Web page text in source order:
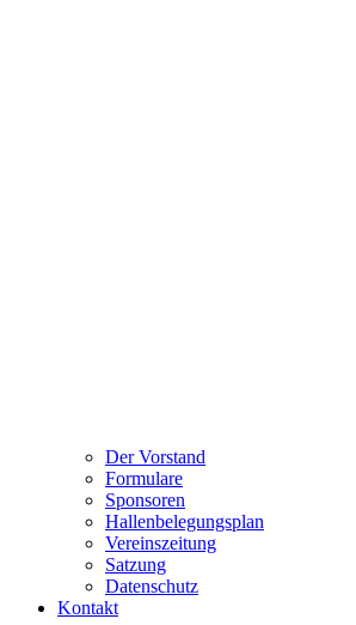
Der Vorstand
Formulare
Sponsoren
Hallenbelegungsplan
Vereinszeitung
Satzung
Datenschutz
Kontakt